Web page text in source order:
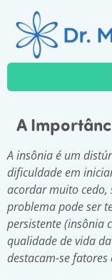
A
A insônia é um
dificuldade em
acordar muito cedo,
problema pode ser
persistente (insônia
qualidade de vida
destacam-se fatores